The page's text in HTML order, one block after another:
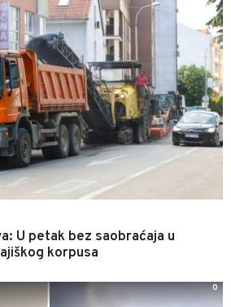
U petak bez saobraćaja u
korpusa
0